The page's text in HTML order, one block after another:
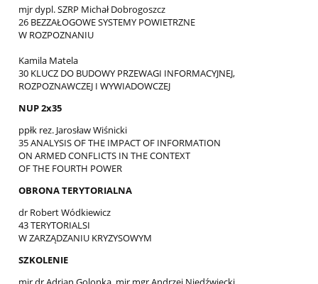
mjr dypl. SZRP Michał Dobrogoszcz
26 BEZZAŁOGOWE SYSTEMY POWIETRZNE
W ROZPOZNANIU
Kamila Matela
30 KLUCZ DO BUDOWY PRZEWAGI INFORMACYJNEJ,
ROZPOZNAWCZEJ I WYWIADOWCZEJ
NUP 2x35
ppłk rez. Jarosław Wiśnicki
35 ANALYSIS OF THE IMPACT OF INFORMATION
ON ARMED CONFLICTS IN THE CONTEXT
OF THE FOURTH POWER
OBRONA TERYTORIALNA
dr Robert Wódkiewicz
43 TERYTORIALSI
W ZARZĄDZANIU KRYZYSOWYM
SZKOLENIE